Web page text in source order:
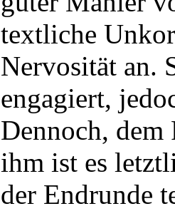
textliche
Nervosität an.
engagiert,
Dennoch,
ihm ist es
der Endrunde